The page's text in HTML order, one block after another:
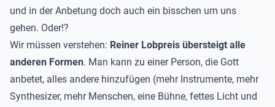
und in der Anbetung doch auch ein bisschen um uns
gehen. Oder!?
Wir müssen verstehen: Reiner Lobpreis übersteigt alle
anderen Formen. Man kann zu einer Person, die Gott
anbetet, alles andere hinzufügen (mehr Instrumente, mehr
Synthesizer, mehr Menschen, eine Bühne, fettes Licht und